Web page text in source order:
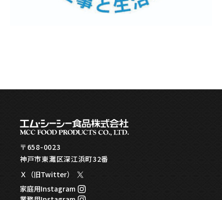
〒658-0023
神戸市東灘区深江浜町32番
Ｘ（旧Twitter）
家庭用Instagram